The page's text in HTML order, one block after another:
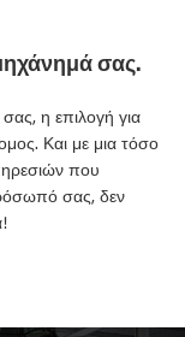
σας.
η επιλογή για
Και με μια τόσο
που
σας, δεν